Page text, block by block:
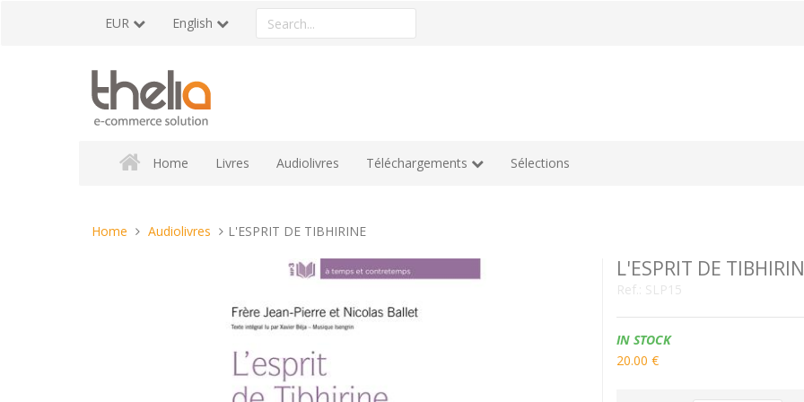
EUR English
Search
a
Home Livres Audiolivres Téléchargements Sélections
You
Home Audiolivres L'ESPRIT DE TIBHIRINE
L'ESPRIT DE
Ref.: SLP15
Availability:
IN STOCK
20.00 €